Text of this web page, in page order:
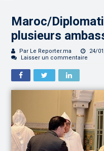
Maroc/
plusieurs
Par Le Reporter.ma 24/
Laisser un commentaire